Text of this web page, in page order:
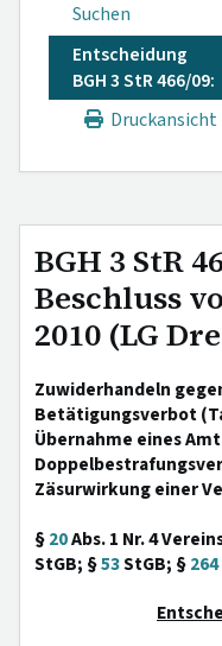
Suchen
Entscheidung
BGH 3 StR 466/09:
Druckansicht
BGH 3 StR
Beschluss
2010 (LG
Zuwiderhandeln
Betätigungsverbot
Übernahme eines
Zäsurwirkung einer
§20Abs. 1 Nr. 4
StGB; §53StGB; §264